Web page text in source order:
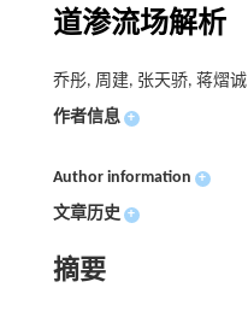
道渗流场解析
乔彤, 周建, 张天骄, 蒋熠诚
作者信息 +
Author information +
文章历史 +
摘要